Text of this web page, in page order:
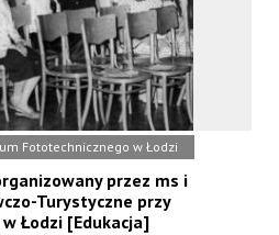
Fototechnicznego w Łodzi
przez ms i
Turystyczne przy
Łodzi [Edukacja]